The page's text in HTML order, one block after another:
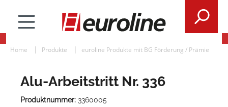
Home Produkte euroline Produkte mit BG Förderung / Prämie
Alu-Arbeitstritt Nr. 336
Produktnummer: 3360005